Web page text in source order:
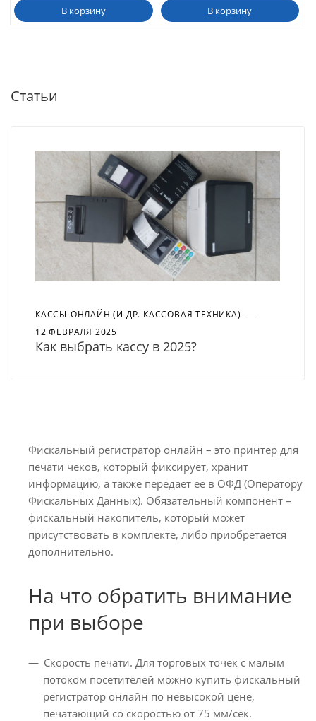
В корзину В корзину
Статьи
КАССЫ-ОНЛАЙН (И ДР. КАССОВАЯ ТЕХНИКА) —
12 ФЕВРАЛЯ 2025
Как выбрать кассу в 2025?
Фискальный регистратор онлайн – это принтер для
печати чеков, который фиксирует, хранит
информацию, а также передает ее в ОФД (Оператору
Фискальных Данных). Обязательный компонент –
фискальный накопитель, который может
присутствовать в комплекте, либо приобретается
дополнительно.
На что обратить внимание
при выборе
Скорость печати. Для торговых точек с малым
потоком посетителей можно купить фискальный
регистратор онлайн по невысокой цене,
печатающий со скоростью от 75 мм/сек.